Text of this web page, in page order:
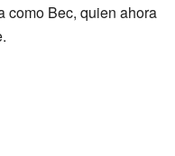
como Bec, quien ahora